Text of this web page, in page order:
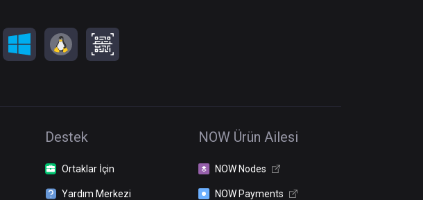
Destek
Ortaklar İçin
Yardım Merkezi
NOW Ürün Ailesi
NOW Nodes
NOW Payments